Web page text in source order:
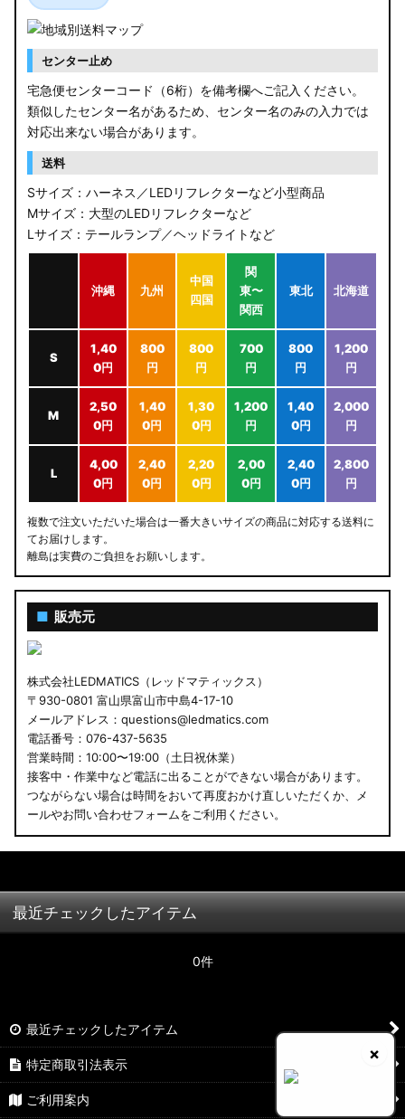
センター止め
宅急便センターコード（6桁）を備考欄へご記入ください。
類似したセンター名があるため、センター名のみの入力では
対応出来ない場合があります。
送料
Sサイズ：ハーネス／LEDリフレクターなど小型商品
Mサイズ：大型のLEDリフレクターなど
Lサイズ：テールランプ／ヘッドライトなど
沖縄 九州
中国
四国
関
東〜
関西
東北 北海道
S
1,40
0円
800
円
800
円
700
円
800
円
1,200
円
M
2,50
0円
1,40
0円
1,30
0円
1,200
円
1,40
0円
2,000
円
L
4,00
0円
2,40
0円
2,20
0円
2,00
0円
2,40
0円
2,800
円
複数で注文いただいた場合は一番大きいサイズの商品に対応する送料に
てお届けします。
離島は実費のご負担をお願いします。
■ 販売元
株式会社LEDMATICS（レッドマティックス）
〒930-0801 富山県富山市中島4-17-10
メールアドレス：questions@ledmatics.com
電話番号：076-437-5635
営業時間：10:00〜19:00（土日祝休業）
接客中・作業中など電話に出ることができない場合があります。
つながらない場合は時間をおいて再度おかけ直しいただくか、メ
ールやお問い合わせフォームをご利用ください。
×
最近チェックしたアイテム
0件
最近チェックしたアイテム
特定商取引法表示
ご利用案内